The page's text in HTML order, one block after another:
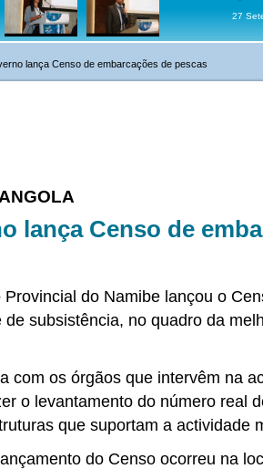
16 DE
lança Censo de embarcações de pescas
lança Censo de
Provincial do Namibe lançou o
de subsistência, no quadro da
com os órgãos que intervêm na
o levantamento do número real
que suportam a actividade
do Censo ocorreu na